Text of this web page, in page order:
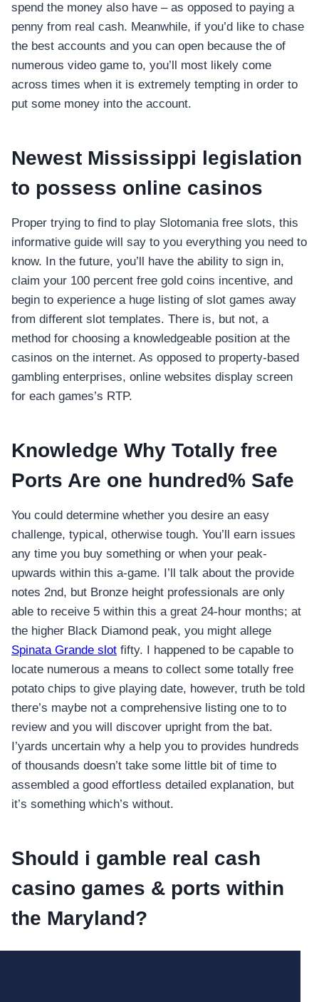
spend the money also have – as opposed to paying a
penny from real cash. Meanwhile, if you’d like to chase
the best accounts and you can open because the of
numerous video game to, you’ll most likely come
across times when it is extremely tempting in order to
put some money into the account.
Newest Mississippi legislation
to possess online casinos
Proper trying to find to play Slotomania free slots, this
informative guide will say to you everything you need to
know. In the future, you’ll have the ability to sign in,
claim your 100 percent free gold coins incentive, and
begin to experience a huge listing of slot games away
from different slot templates. There is, but not, a
method for choosing a knowledgeable position at the
casinos on the internet. As opposed to property-based
gambling enterprises, online websites display screen
for each games’s RTP.
Knowledge Why Totally free
Ports Are one hundred% Safe
You could determine whether you desire an easy
challenge, typical, otherwise tough. You’ll earn issues
any time you buy something or when your peak-
upwards within this a-game. I’ll talk about the provide
notes 2nd, but Bronze height professionals are only
able to receive 5 within this a great 24-hour months; at
the higher Black Diamond peak, you might allege
Spinata Grande slot fifty. I happened to be capable to
locate numerous a means to collect some totally free
potato chips to give playing date, however, truth be told
there’s maybe not a comprehensive listing one to to
review and you will discover upright from the bat.
I’yards uncertain why a help you to provides hundreds
of thousands doesn’t take some little bit of time to
assembled a good effortless detailed explanation, but
it’s something which’s without.
Should i gamble real cash
casino games & ports within
the Maryland?